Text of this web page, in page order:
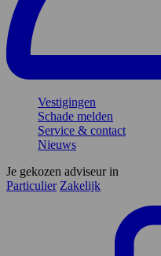
Vestigingen
Schade melden
Service & contact
Nieuws
Je gekozen adviseur in
Particulier Zakelijk